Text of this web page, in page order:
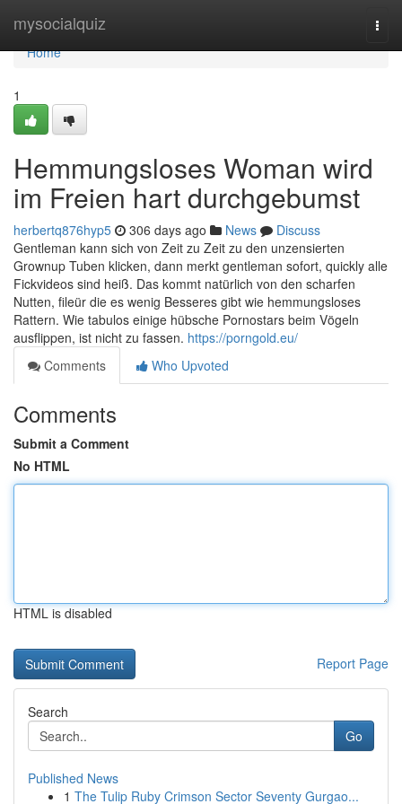
mysocialquiz
Home
Home
1
Hemmungsloses Woman wird
im Freien hart durchgebumst
herbertq876hyp5 306 days ago News
Discuss
Gentleman kann sich von Zeit zu Zeit zu den unzensierten
Grownup Tuben klicken, dann merkt gentleman sofort, quickly alle
Fickvideos sind heiß. Das kommt natürlich von den scharfen
Nutten, fileür die es wenig Besseres gibt wie hemmungsloses
Rattern. Wie tabulos einige hübsche Pornostars beim Vögeln
ausflippen, ist nicht zu fassen. https://porngold.eu/
Comments
Who Upvoted
Comments
Submit a Comment
No HTML
HTML is disabled
Report Page
Search
Go
Published News
1 The Tulip Ruby Crimson Sector Seventy Gurgao...